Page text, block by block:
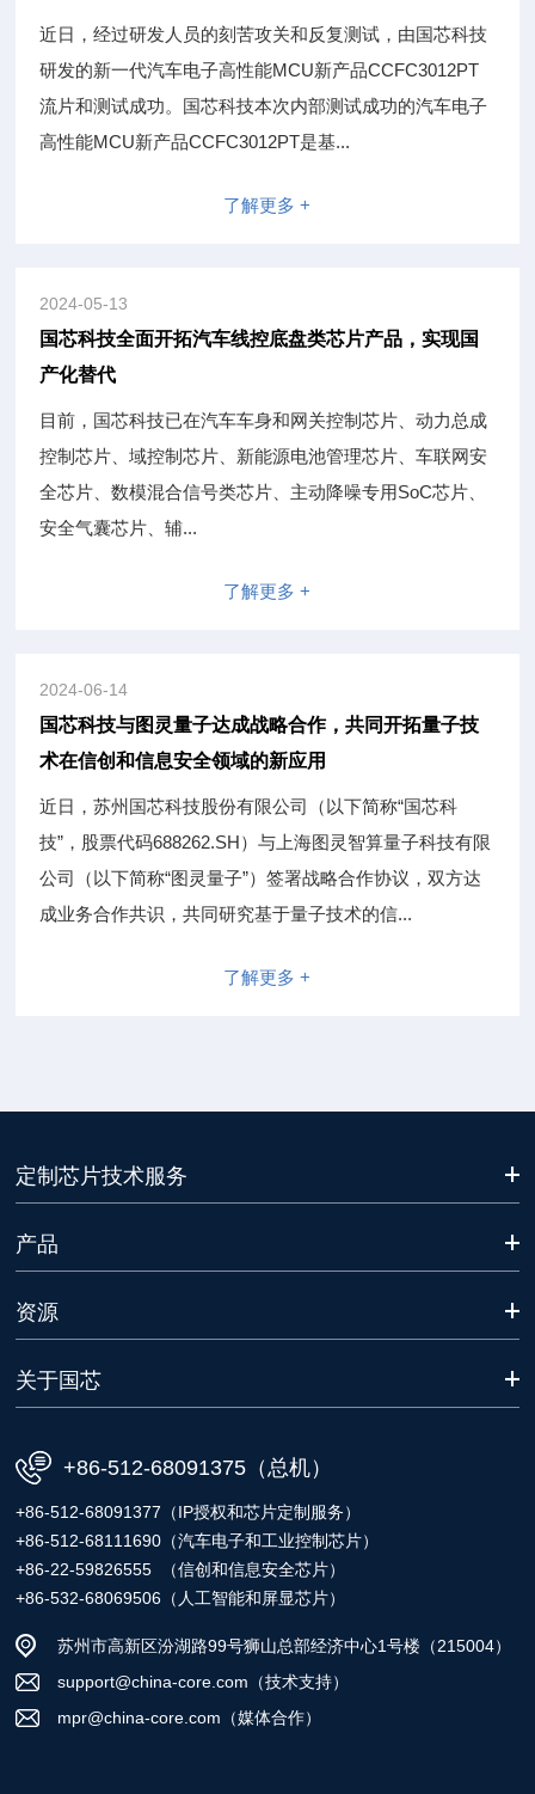
近日，经过研发人员的刻苦攻关和反复测试，由国芯科技
研发的新一代汽车电子高性能MCU新产品CCFC3012PT
流片和测试成功。国芯科技本次内部测试成功的汽车电子
高性能MCU新产品CCFC3012PT是基...
了解更多 +
2024-05-13
国芯科技全面开拓汽车线控底盘类芯片产品，实现国
产化替代
目前，国芯科技已在汽车车身和网关控制芯片、动力总成
控制芯片、域控制芯片、新能源电池管理芯片、车联网安
全芯片、数模混合信号类芯片、主动降噪专用SoC芯片、
安全气囊芯片、辅...
了解更多 +
2024-06-14
国芯科技与图灵量子达成战略合作，共同开拓量子技
术在信创和信息安全领域的新应用
近日，苏州国芯科技股份有限公司（以下简称“国芯科
技”，股票代码688262.SH）与上海图灵智算量子科技有限
公司（以下简称“图灵量子”）签署战略合作协议，双方达
成业务合作共识，共同研究基于量子技术的信...
了解更多 +
定制芯片技术服务
产品
资源
关于国芯
+86-512-68091375（总机）
+86-512-68091377（IP授权和芯片定制服务）
+86-512-68111690（汽车电子和工业控制芯片）
+86-22-59826555 （信创和信息安全芯片）
+86-532-68069506（人工智能和屏显芯片）
苏州市高新区汾湖路99号狮山总部经济中心1号楼（215004）
support@china-core.com（技术支持）
mpr@china-core.com（媒体合作）